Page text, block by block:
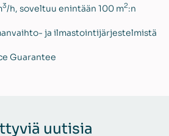
3/h, soveltuu enintään 100 m2:n
ja ilmastointijärjestelmistä
Guarantee
uutisia